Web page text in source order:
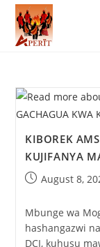
KIBOREK
KUJIFANYA
August 8,
Mbunge wa
hashangazwi
DCI, kuhusu